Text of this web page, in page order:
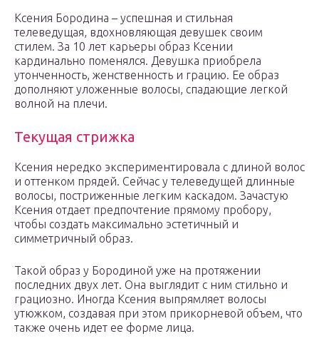
Ксения Бородина – успешная и стильная
телеведущая, вдохновляющая девушек своим
стилем. За 10 лет карьеры образ Ксении
кардинально поменялся. Девушка приобрела
утонченность, женственность и грацию. Ее образ
дополняют уложенные волосы, спадающие легкой
волной на плечи.
Текущая стрижка
Ксения нередко экспериментировала с длиной волос
и оттенком прядей. Сейчас у телеведущей длинные
волосы, постриженные легким каскадом. Зачастую
Ксения отдает предпочтение прямому пробору,
чтобы создать максимально эстетичный и
симметричный образ.
Такой образ у Бородиной уже на протяжении
последних двух лет. Она выглядит с ним стильно и
грациозно. Иногда Ксения выпрямляет волосы
утюжком, создавая при этом прикорневой объем, что
также очень идет ее форме лица.